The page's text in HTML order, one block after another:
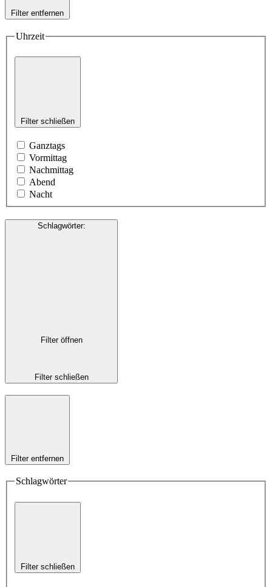
Filter entfernen
Uhrzeit
Filter schließen
Ganztags
Vormittag
Nachmittag
Abend
Nacht
Schlagwörter:
Filter öffnen
Filter schließen
Filter entfernen
Schlagwörter
Filter schließen